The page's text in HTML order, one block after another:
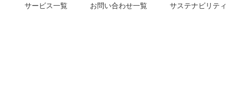
サービス一覧 お問い合わせ一覧 サステナビリティ